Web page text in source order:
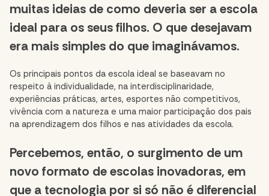
muitas ideias de como deveria ser a escola
ideal para os seus filhos. O que desejavam
era mais simples do que imaginávamos.
Os principais pontos da escola ideal se baseavam no
respeito à individualidade, na interdisciplinaridade,
experiências práticas, artes, esportes não competitivos,
vivência com a natureza e uma maior participação dos pais
na aprendizagem dos filhos e nas atividades da escola.
Percebemos, então, o surgimento de um
novo formato de escolas inovadoras, em
que a tecnologia por si só não é diferencial